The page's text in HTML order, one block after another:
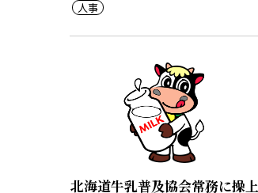
人事
北海道牛乳普及協会常務に操上